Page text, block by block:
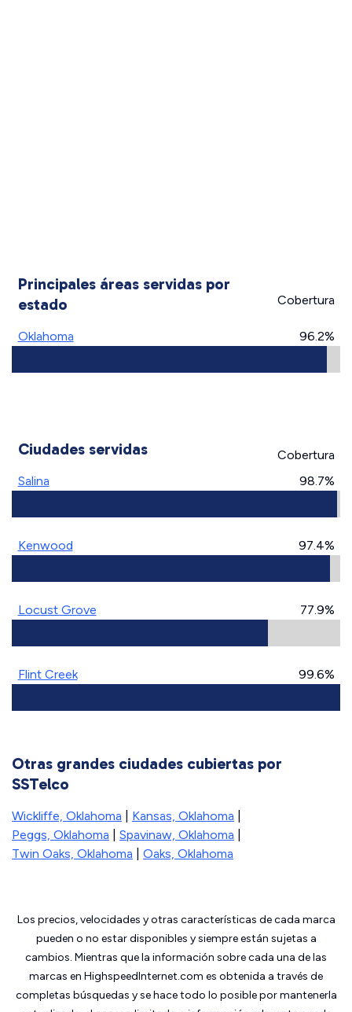
Principales áreas servidas por
estado
Cobertura
Oklahoma 96.2%
Ciudades servidas
Cobertura
Salina
98.7%
Kenwood 97.4%
Locust Grove 77.9%
Flint Creek 99.6%
Otras grandes ciudades cubiertas por
SSTelco
Wickliffe, Oklahoma Kansas, Oklahoma
Peggs, Oklahoma
Spavinaw, Oklahoma
Twin Oaks, Oklahoma
Oaks, Oklahoma
Los precios, velocidades y otras características de cada marca
pueden o no estar disponibles y siempre están sujetas a
cambios. Mientras que la información sobre cada una de las
marcas en HighspeedInternet.com es obtenida a través de
completas búsquedas y se hace todo lo posible por mantenerla